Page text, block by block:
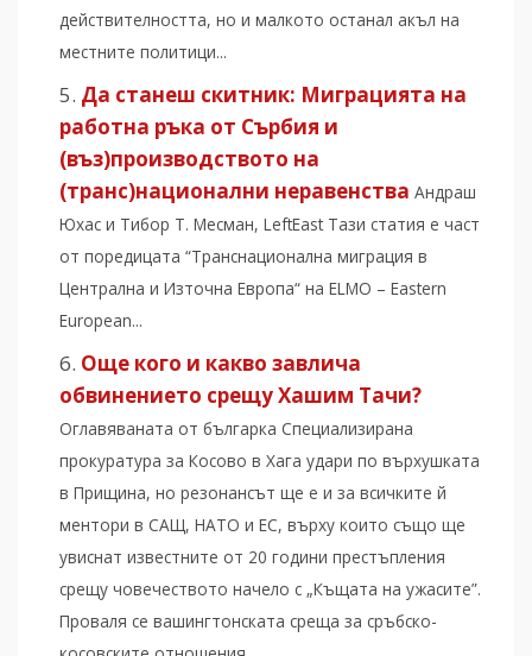
действителността, но и малкото останал акъл на
местните политици...
Да станеш скитник: Миграцията на
работна ръка от Сърбия и
(въз)производството на
(транс)национални неравенства Андраш
Юхас и Тибор Т. Месман, LeftEast Тази статия е част
от поредицата “Транснационална миграция в
Централна и Източна Европа“ на ELMO – Eastern
European...
Още кого и какво завлича
обвинението срещу Хашим Тачи?
Оглавяваната от българка Специализирана
прокуратура за Косово в Хага удари по върхушката
в Прищина, но резонансът ще е и за всичките й
ментори в САЩ, НАТО и ЕС, върху които също ще
увиснат известните от 20 години престъпления
срещу човечеството начело с „Къщата на ужасите”.
Проваля се вашингтонската среща за сръбско-